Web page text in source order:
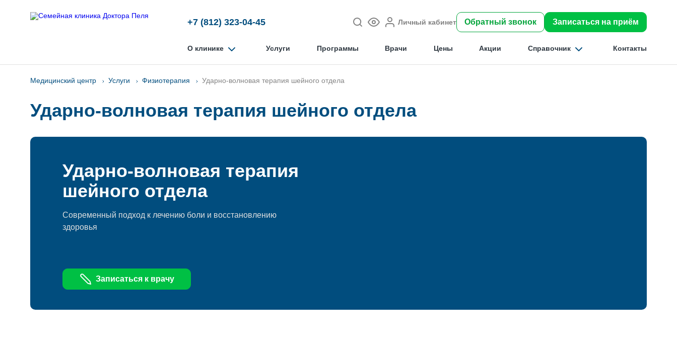
+7 (812) 323-04-45 Личный кабинет Обратный звонок Записаться на приём
О клинике Услуги Программы Врачи Цены Акции Справочник Контакты
Медицинский центр Услуги Физиотерапия Ударно-волновая терапия шейного отдела
Ударно-волновая терапия шейного отдела
Ударно-волновая терапия
шейного отдела
Современный подход к лечению боли и восстановлению
здоровья
Записаться к врачу